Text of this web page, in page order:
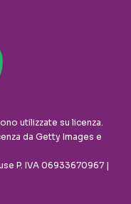
utilizzate su licenza.
da Getty Images e
P. IVA 06933670967 |